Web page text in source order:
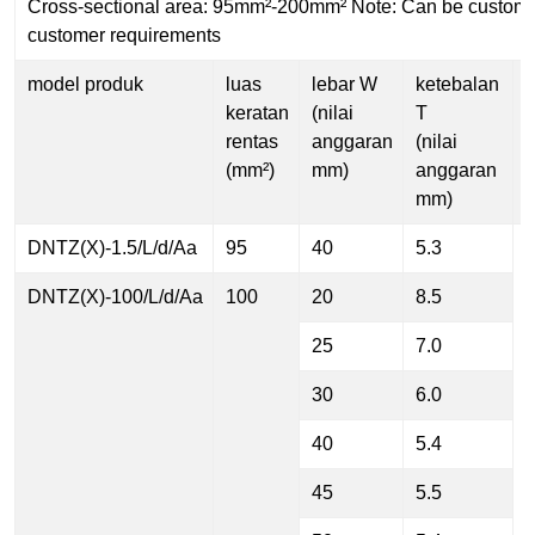
Cross-sectional area: 95mm²-200mm² Note: Can be
customer requirements
model produk
luas
keratan
rentas
(mm²)
lebar W
(nilai
anggaran
mm)
ketebalan
T
(nilai
anggaran
mm)
DNTZ(X)-1.5/L/d/Aa 95 40 5.3
DNTZ(X)-100/L/d/Aa 100 20 8.5
25 7.0
30 6.0
40 5.4
45 5.5